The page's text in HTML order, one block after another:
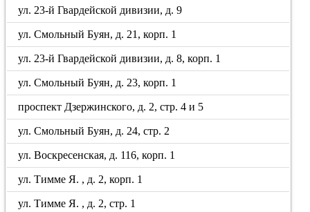
ул. 23-й Гвардейской дивизии, д. 9
ул. Смольный Буян, д. 21, корп. 1
ул. 23-й Гвардейской дивизии, д. 8, корп. 1
ул. Смольный Буян, д. 23, корп. 1
проспект Дзержинского, д. 2, стр. 4 и 5
ул. Смольный Буян, д. 24, стр. 2
ул. Воскресенская, д. 116, корп. 1
ул. Тимме Я. , д. 2, корп. 1
ул. Тимме Я. , д. 2, стр. 1